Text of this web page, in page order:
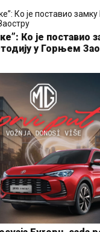
у Горњем
Evropu, sada
do 31.8.